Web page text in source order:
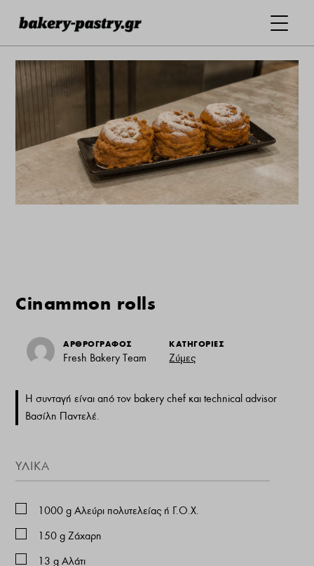
Cinammon rolls
ΑΡΘΡΟΓΡΑΦΟΣ
Fresh Bakery Team
ΚΑΤΗΓΟΡΙΕΣ
Ζύμες
Η συνταγή είναι από τον bakery chef και technical advisor
Βασίλη Παντελέ.
ΥΛΙΚΑ
1000 g Αλεύρι πολυτελείας ή Γ.Ο.Χ.
150 g Ζάχαρη
13 g Αλάτι